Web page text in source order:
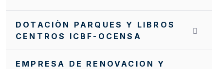
DOTACIÒN PARQUES Y LIBROS
CENTROS ICBF-OCENSA
EMPRESA DE RENOVACION Y